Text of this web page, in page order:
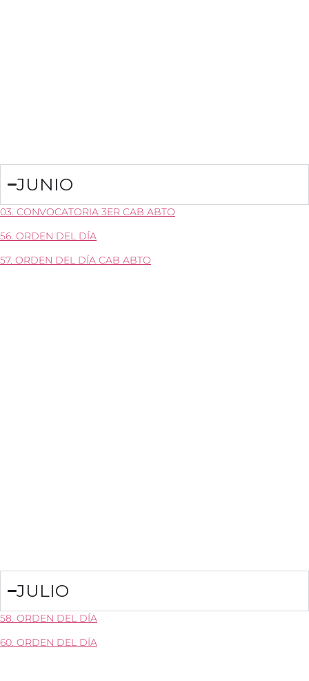
JUNIO
03. CONVOCATORIA 3ER CAB ABTO
56. ORDEN DEL DÍA
57. ORDEN DEL DÍA CAB ABTO
JULIO
58. ORDEN DEL DÍA
60. ORDEN DEL DÍA